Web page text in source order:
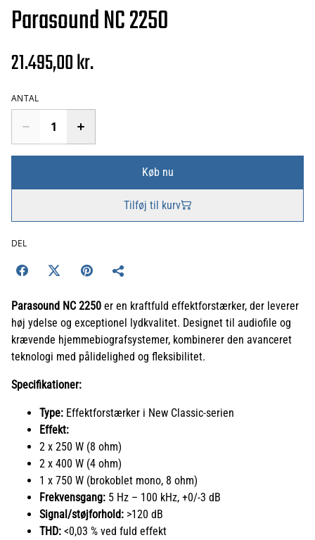
Parasound NC 2250
21.495,00 kr.
ANTAL
Køb nu
Tilføj til kurv
DEL
Parasound NC 2250 er en kraftfuld effektforstærker, der leverer
høj ydelse og exceptionel lydkvalitet. Designet til audiofile og
krævende hjemmebiografsystemer, kombinerer den avanceret
teknologi med pålidelighed og fleksibilitet.
Specifikationer:
Type: Effektforstærker i New Classic-serien
Effekt:
2 x 250 W (8 ohm)
2 x 400 W (4 ohm)
1 x 750 W (brokoblet mono, 8 ohm)
Frekvensgang: 5 Hz – 100 kHz, +0/-3 dB
Signal/støjforhold: >120 dB
THD: <0,03 % ved fuld effekt